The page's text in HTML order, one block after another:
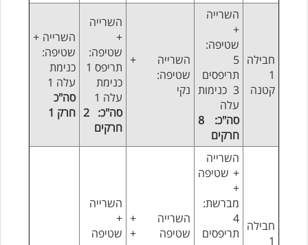
חבילה
1
קטנה
השרייה
+
שטיפה:
5
תריפסים
3 כנימות
עלה
סה"כ: 8
חרקים
השרייה +
שטיפה:
נקי
השרייה
+
שטיפה:
תריפס 1
כנימת
עלה 1
סה"כ: 2
חרקים
השרייה +
שטיפה:
כנימת
עלה 1
סה"כ
חרק 1
חבילה
1
השרייה
+ שטיפה
+
מברשת:
4
תריפסים
השרייה +
שטיפה +
השרייה
+
שטיפה